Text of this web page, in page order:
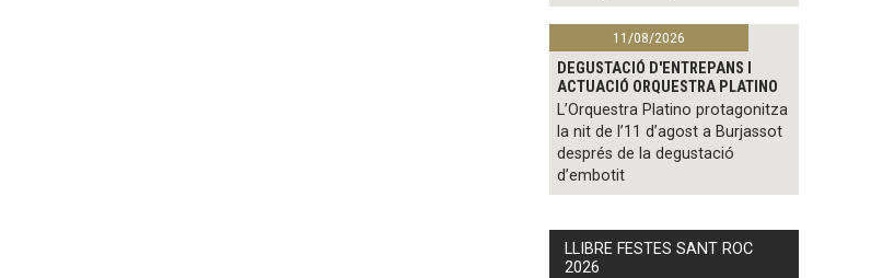
11/08/2026
DEGUSTACIÓ D'ENTREPANS I
ACTUACIÓ ORQUESTRA PLATINO
L’Orquestra Platino protagonitza
la nit de l’11 d’agost a Burjassot
després de la degustació
d’embotit
LLIBRE FESTES SANT ROC
2026